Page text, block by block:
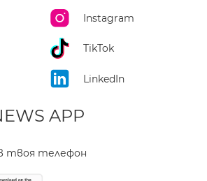
Instagram
TikTok
LinkedIn
APP
твоя телефон